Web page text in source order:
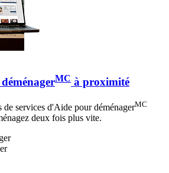
MC à proximité
de services d'Aide pour déménagerMC
deux fois plus vite.